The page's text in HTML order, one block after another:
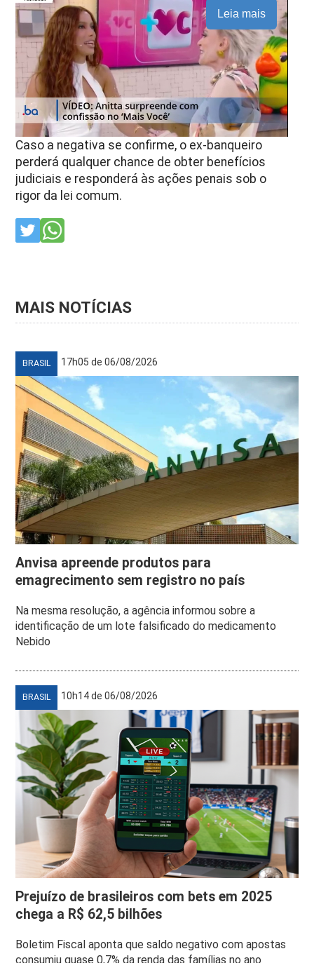
Leia mais
Caso a negativa se confirme, o ex-banqueiro
perderá qualquer chance de obter benefícios
judiciais e responderá às ações penais sob o
rigor da lei comum.
MAIS NOTÍCIAS
BRASIL 17h05 de 06/08/2026
Anvisa apreende produtos para
emagrecimento sem registro no país
Na mesma resolução, a agência informou sobre a
identificação de um lote falsificado do medicamento
Nebido
BRASIL 10h14 de 06/08/2026
Prejuízo de brasileiros com bets em 2025
chega a R$ 62,5 bilhões
Boletim Fiscal aponta que saldo negativo com apostas
consumiu quase 0,7% da renda das famílias no ano